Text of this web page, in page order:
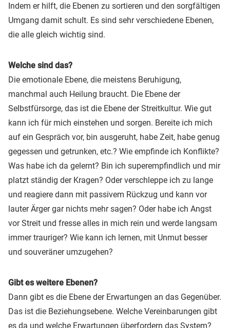
Indem er hilft, die Ebenen zu sortieren und den sorgfältigen
Umgang damit schult. Es sind sehr verschiedene Ebenen,
die alle gleich wichtig sind.
Welche sind das?
Die emotionale Ebene, die meistens Beruhigung,
manchmal auch Heilung braucht. Die Ebene der
Selbstfürsorge, das ist die Ebene der Streitkultur. Wie gut
kann ich für mich einstehen und sorgen. Bereite ich mich
auf ein Gespräch vor, bin ausgeruht, habe Zeit, habe genug
gegessen und getrunken, etc.? Wie empfinde ich Konflikte?
Was habe ich da gelernt? Bin ich superempfindlich und mir
platzt ständig der Kragen? Oder verschleppe ich zu lange
und reagiere dann mit passivem Rückzug und kann vor
lauter Ärger gar nichts mehr sagen? Oder habe ich Angst
vor Streit und fresse alles in mich rein und werde langsam
immer trauriger? Wie kann ich lernen, mit Unmut besser
und souveräner umzugehen?
Gibt es weitere Ebenen?
Dann gibt es die Ebene der Erwartungen an das Gegenüber.
Das ist die Beziehungsebene. Welche Vereinbarungen gibt
es da und welche Erwartungen überfordern das System?